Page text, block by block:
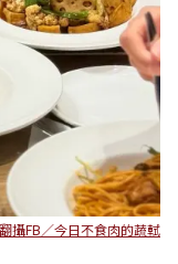
翻攝FB／今日不食肉的蔬軾